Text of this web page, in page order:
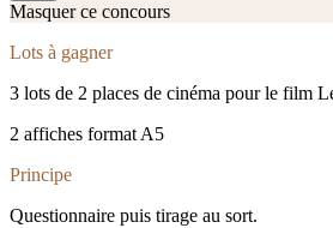
Masquer ce concours
Lots à gagner
3 lots de 2 places de cinéma pour le film
2 affiches format A5
Principe
Questionnaire puis tirage au sort.